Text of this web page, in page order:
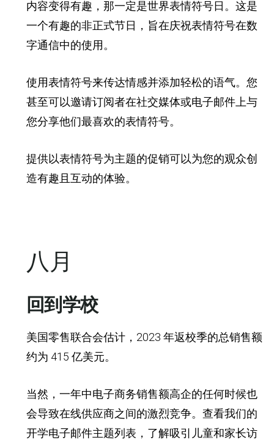
内容变得有趣，那一定是世界表情符号日。这是
一个有趣的非正式节日，旨在庆祝表情符号在数
字通信中的使用。
使用表情符号来传达情感并添加轻松的语气。您
甚至可以邀请订阅者在社交媒体或电子邮件上与
您分享他们最喜欢的表情符号。
提供以表情符号为主题的促销可以为您的观众创
造有趣且互动的体验。
八月
回到学校
美国零售联合会估计， 2023 年返校季的总销售额
约为 415 亿美元。
当然，一年中电子商务销售额高企的任何时候也
会导致在线供应商之间的激烈竞争。查看我们的
开学电子邮件主题列表，了解吸引儿童和家长访